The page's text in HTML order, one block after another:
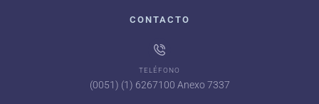
CONTACTO
TELÉFONO
(0051) (1) 6267100 Anexo 7337